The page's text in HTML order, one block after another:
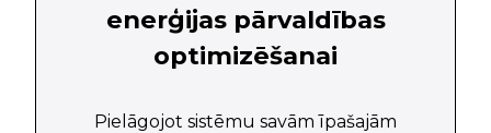
enerģijas pārvaldības
optimizēšanai
Pielāgojot sistēmu savām īpašajām